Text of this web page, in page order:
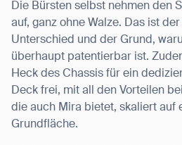
Die Bürsten selbst nehmen den
auf, ganz ohne Walze. Das ist
Unterschied und der Grund,
überhaupt patentierbar ist.
Heck des Chassis für ein
Deck frei, mit all den Vorteilen
die auch Mira bietet, skaliert auf
Grundfläche.